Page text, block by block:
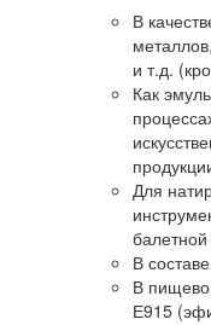
В
и т.д.
Как
Для
В
В
Е915